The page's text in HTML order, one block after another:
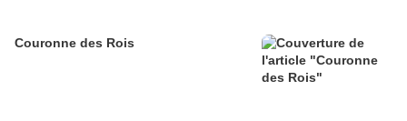
Couronne des Rois